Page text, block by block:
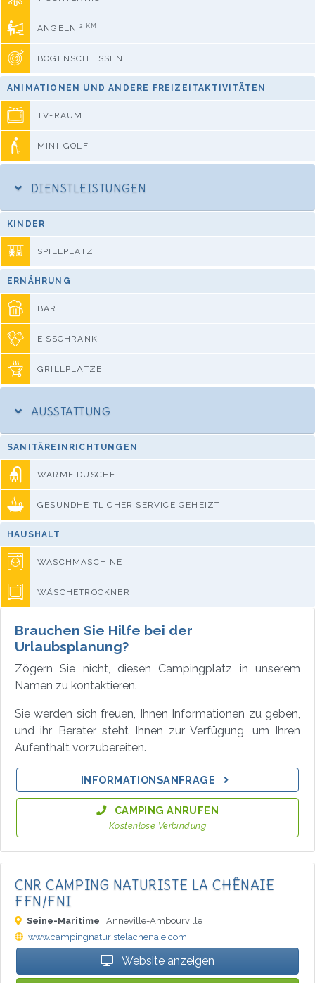
ANGELN2 KM
BOGENSCHIESSEN
ANIMATIONEN UND ANDERE FREIZEITAKTIVITÄTEN
TV-RAUM
MINI-GOLF
DIENSTLEISTUNGEN
KINDER
SPIELPLATZ
ERNÄHRUNG
BAR
EISSCHRANK
GRILLPLÄTZE
AUSSTATTUNG
SANITÄREINRICHTUNGEN
WARME DUSCHE
GESUNDHEITLICHER SERVICE GEHEIZT
HAUSHALT
WASCHMASCHINE
WÄSCHETROCKNER
Brauchen Sie Hilfe bei der
Urlaubsplanung?
Zögern Sie nicht, diesen Campingplatz in unserem
Namen zu kontaktieren.
Sie werden sich freuen, Ihnen Informationen zu geben,
und ihr Berater steht Ihnen zur Verfügung, um Ihren
Aufenthalt vorzubereiten.
INFORMATIONSANFRAGE
CAMPING ANRUFEN
Kostenlose Verbindung
CNR CAMPING NATURISTE LA CHÊNAIE
FFN/FNI
Seine-Maritime | Anneville-Ambourville
www.campingnaturistelachenaie.com
Website anzeigen